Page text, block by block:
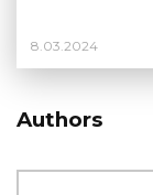
8.03.2024
Authors